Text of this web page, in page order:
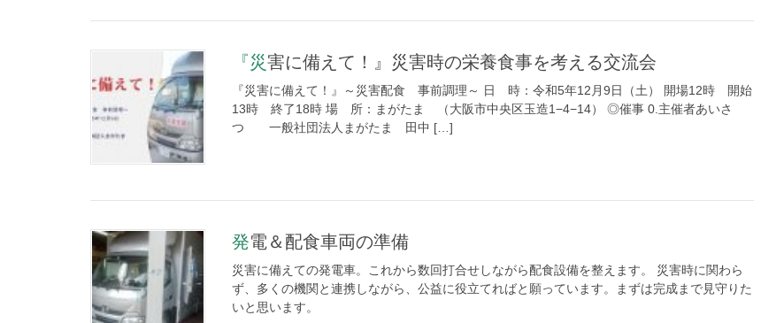
『災害に備えて！』災害時の栄養食事を考える交流会
『災害に備えて！』～災害配食 事前調理～ 日 時：令和5年12月9日（土） 開場12時 開始
13時 終了18時 場 所：まがたま （大阪市中央区玉造1−4−14） ◎催事 0.主催者あいさ
つ 一般社団法人まがたま 田中 […]
発電＆配食車両の準備
災害に備えての発電車。これから数回打合せしながら配食設備を整えます。 災害時に関わら
ず、多くの機関と連携しながら、公益に役立てればと願っています。まずは完成まで見守りた
いと思います。